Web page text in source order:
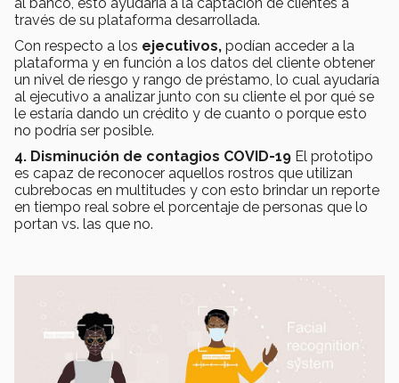
al banco, esto ayudaría a la captación de clientes a
través de su plataforma desarrollada.
Con respecto a los ejecutivos, podían acceder a la
plataforma y en función a los datos del cliente obtener
un nivel de riesgo y rango de préstamo, lo cual ayudaría
al ejecutivo a analizar junto con su cliente el por qué se
le estaría dando un crédito y de cuanto o porque esto
no podría ser posible.
4. Disminución de contagios COVID-19 El prototipo
es capaz de reconocer aquellos rostros que utilizan
cubrebocas en multitudes y con esto brindar un reporte
en tiempo real sobre el porcentaje de personas que lo
portan vs. las que no.